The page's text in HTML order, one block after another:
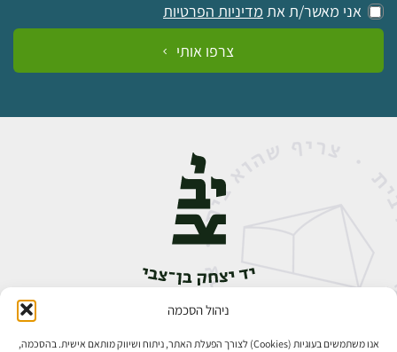
ניהול הסכמה
אנו משתמשים בעוגיות (Cookies) לצורך הפעלת האתר, ניתוח ושיווק מותאם אישית. בהסכמה,
אני מאשר/ת את מדיניות הפרטיות
צרפו אותי
אבן גבירול 14, רחביה, ירושלים